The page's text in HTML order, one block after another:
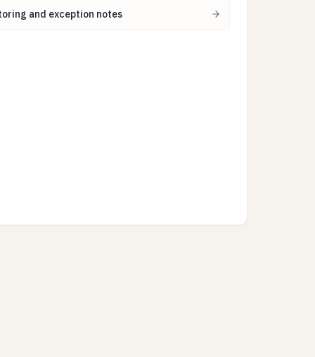
and exception notes